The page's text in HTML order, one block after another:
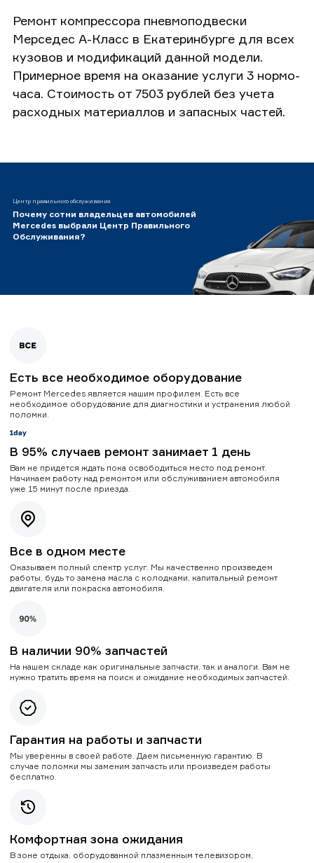
Ремонт компрессора пневмоподвески
Мерседес А-Класс в Екатеринбурге для всех
кузовов и модификаций данной модели.
Примерное время на оказание услуги 3 нормо-
часа. Стоимость от 7503 рублей без учета
расходных материаллов и запасных частей.
Центр правильного обслуживания
Почему сотни владельцев автомобилей
Mercedes выбрали Центр Правильного
Обслуживания?
Есть все необходимое оборудование
Ремонт Mercedes является нашим профилем. Есть все
необходимое оборудование для диагностики и устранения любой
поломки.
В 95% случаев ремонт занимает 1 день
Вам не придется ждать пока освободиться место под ремонт.
Начинаем работу над ремонтом или обслуживанием автомобиля
уже 15 минут после приезда.
Все в одном месте
Оказываем полный спектр услуг. Мы качественно произведем
работы, будь то замена масла с колодками, капитальный ремонт
двигателя или покраска автомобиля.
В наличии 90% запчастей
На нашем складе как оригинальные запчасти, так и аналоги. Вам не
нужно тратить время на поиск и ожидание необходимых запчастей.
Гарантия на работы и запчасти
Мы уверенны в своей работе. Даем письменную гарантию. В
случае поломки мы заменим запчасть или произведем работы
бесплатно.
Комфортная зона ожидания
В зоне отдыха, оборудованной плазменным телевизором,